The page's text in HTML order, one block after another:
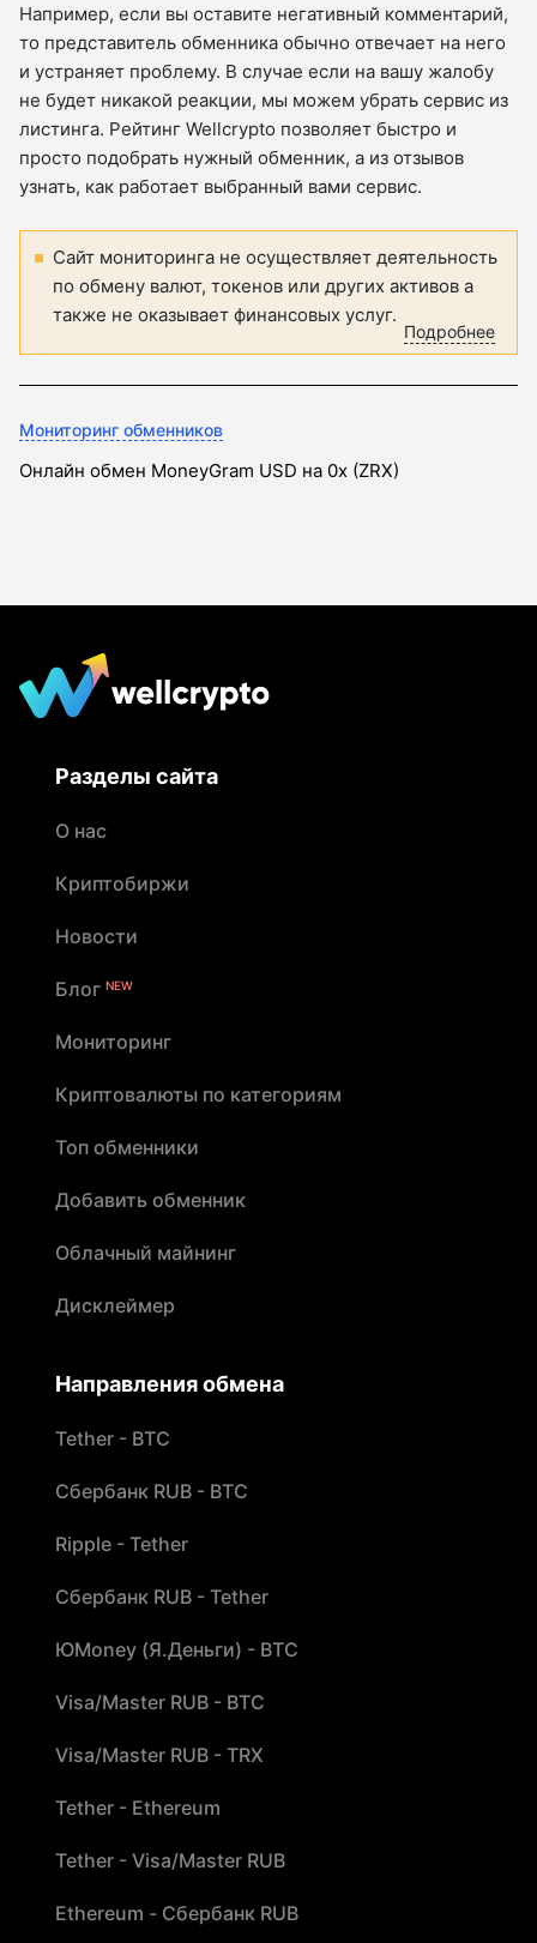
Например, если вы оставите негативный комментарий,
то представитель обменника обычно отвечает на него
и устраняет проблему. В случае если на вашу жалобу
не будет никакой реакции, мы можем убрать сервис из
листинга. Рейтинг Wellcrypto позволяет быстро и
просто подобрать нужный обменник, а из отзывов
узнать, как работает выбранный вами сервис.
Сайт мониторинга не осуществляет деятельность
по обмену валют, токенов или других активов а
также не оказывает финансовых услуг.
Подробнее
Мониторинг обменников
Онлайн обмен MoneyGram USD на 0x (ZRX)
Разделы сайта
О нас
Криптобиржи
Новости
Блог NEW
Мониторинг
Криптовалюты по категориям
Топ обменники
Добавить обменник
Облачный майнинг
Дисклеймер
Направления обмена
Tether - BTC
Сбербанк RUB - BTC
Ripple - Tether
Сбербанк RUB - Tether
ЮMoney (Я.Деньги) - BTC
Visa/Master RUB - BTC
Visa/Master RUB - TRX
Tether - Ethereum
Tether - Visa/Master RUB
Ethereum - Сбербанк RUB